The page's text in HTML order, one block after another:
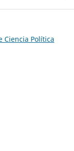
Ciencia Política